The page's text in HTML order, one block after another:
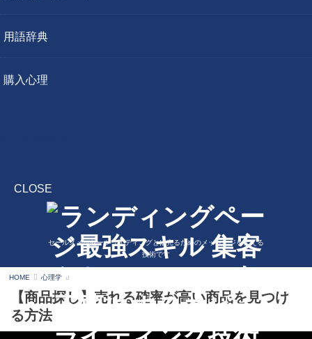
用語辞典
購入心理
CLOSE
セールスメッセージライティングとは売るためのメッセージを伝える
技術です
HOME 心理学
【商品探し】売れる確率が高い商品を見つけ
る方法